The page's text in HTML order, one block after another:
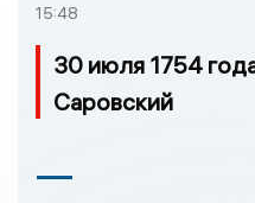
15:48
30 июля 1754
Саровский